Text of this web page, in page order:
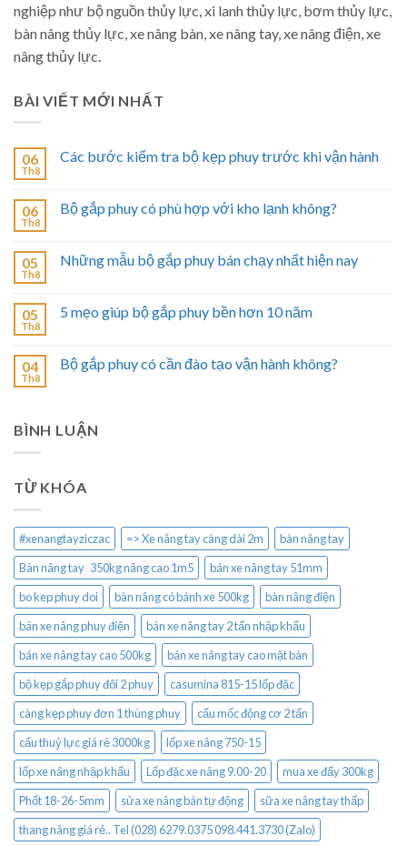
nghiệp như bộ nguồn thủy lực, xi lanh thủy lực, bơm thủy lực,
bàn nâng thủy lực, xe nâng bàn, xe nâng tay, xe nâng điện, xe
nâng thủy lực.
BÀI VIẾT MỚI NHẤT
06
Th8
Các bước kiểm tra bộ kẹp phuy trước khi vận hành
06
Th8
Bộ gắp phuy có phù hợp với kho lạnh không?
05
Th8
Những mẫu bộ gắp phuy bán chạy nhất hiện nay
05
Th8
5 mẹo giúp bộ gắp phuy bền hơn 10 năm
04
Th8
Bộ gắp phuy có cần đào tạo vận hành không?
BÌNH LUẬN
TỪ KHÓA
#xenangtayziczac => Xe nâng tay càng dài 2m
bàn nâng tay
Bàn nâng tay 350kg nâng cao 1m5
bán xe nâng tay 51mm
bo kep phuy doi
bàn nâng có bánh xe 500kg
bàn nâng điện
bán xe nâng phuy điện
bán xe nâng tay 2 tấn nhập khẩu
bán xe nâng tay cao 500kg
bán xe nâng tay cao mặt bàn
bộ kẹp gắp phuy đôi 2 phuy
casumina 815-15 lốp đặc
càng kẹp phuy đơn 1 thùng phuy
cẩu mốc động cơ 2 tấn
cẩu thuỷ lực giá rẻ 3000kg
lốp xe nâng 750-15
lốp xe nâng nhập khẩu
Lốp đặc xe nâng 9.00-20
mua xe đẩy 300kg
Phốt 18-26-5mm
sửa xe nâng bán tự động
sữa xe nâng tay thấp
thang nâng giá rẻ.. Tel (028) 6279.0375 098.441.3730 (Zalo)